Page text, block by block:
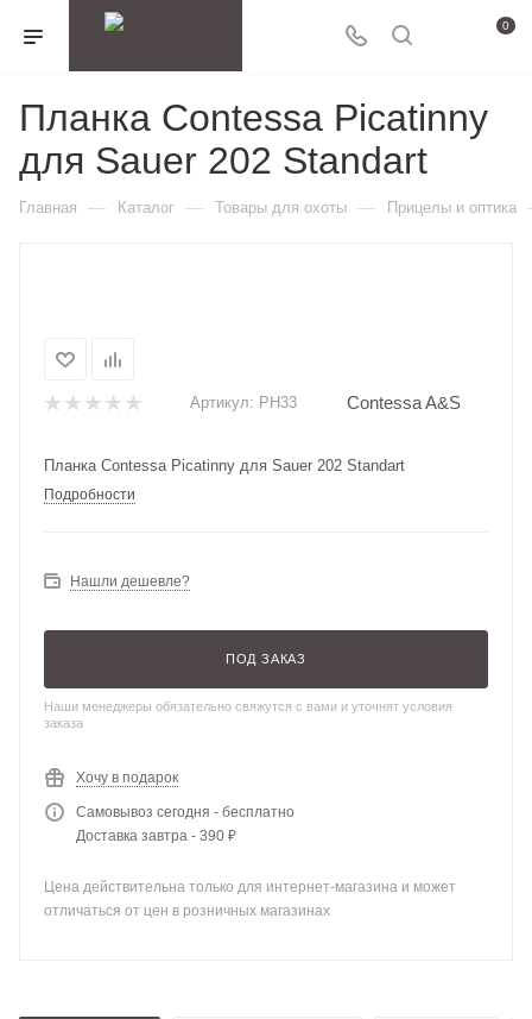
0
Планка Contessa Picatinny
для Sauer 202 Standart
Главная — Каталог — Товары для охоты — Прицелы и оптика
Артикул: PH33 Contessa A&S
Планка Contessa Picatinny для Sauer 202 Standart
Подробности
Нашли дешевле?
ПОД ЗАКАЗ
Наши менеджеры обязательно свяжутся с вами и уточнят условия
заказа
Хочу в подарок
Самовывоз сегодня - бесплатно
Доставка завтра - 390 ₽
Цена действительна только для интернет-магазина и может
отличаться от цен в розничных магазинах